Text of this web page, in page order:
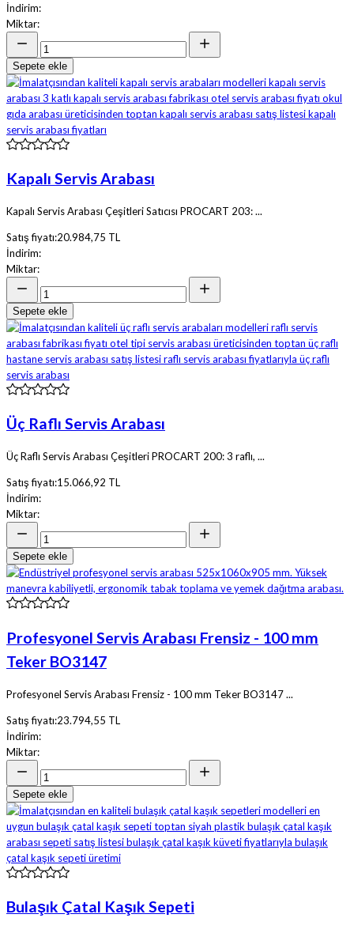
İndirim:
Miktar:
Sepete ekle
Kapalı Servis Arabası
Kapalı Servis Arabası Çeşitleri Satıcısı PROCART 203: ...
Satış fiyatı:20.984,75 TL
İndirim:
Miktar:
Sepete ekle
Üç Raflı Servis Arabası
Üç Raflı Servis Arabası Çeşitleri PROCART 200: 3 raflı, ...
Satış fiyatı:15.066,92 TL
İndirim:
Miktar:
Sepete ekle
Profesyonel Servis Arabası Frensiz - 100 mm
Teker BO3147
Profesyonel Servis Arabası Frensiz - 100 mm Teker BO3147 ...
Satış fiyatı:23.794,55 TL
İndirim:
Miktar:
Sepete ekle
Bulaşık Çatal Kaşık Sepeti